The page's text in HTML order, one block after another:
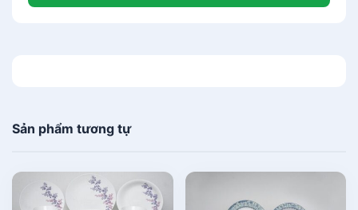
1
n
Sản phẩm tương tự